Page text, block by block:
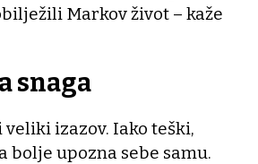
Markov život – kaže
snaga
izazov. Iako teški,
bolje upozna sebe samu.